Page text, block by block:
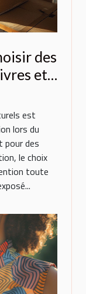
des
et
est
lors du
pour des
le choix
toute